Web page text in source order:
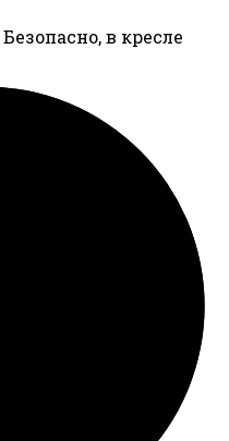
Безопасно, в кресле